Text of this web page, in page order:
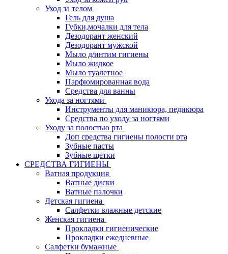
Уход за телом
Гель для душа
Губки,мочалки для тела
Дезодорант женский
Дезодорант мужской
Мыло д/интим гигиены
Мыло жидкое
Мыло туалетное
Парфюмированная вода
Средства для ванны
Ухода за ногтями
Инструменты для маникюра, педикюра
Средства по уходу за ногтями
Уходу за полостью рта
Доп средства гигиены полости рта
Зубные пасты
Зубные щетки
СРЕДСТВА ГИГИЕНЫ
Ватная продукция
Ватные диски
Ватные палочки
Детская гигиена
Салфетки влажные детские
Женская гигиена
Прокладки гигиенические
Прокладки ежедневные
Салфетки бумажные